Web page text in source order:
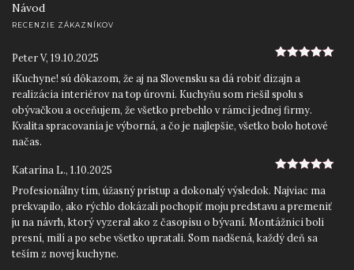
Návod
RECENZIE ZÁKAZNÍKOV
Peter V, 19.10.2025
iKuchyne! sú dôkazom, že aj na Slovensku sa dá robiť dizajn a
realizácia interiérov na top úrovni. Kuchyňu som riešil spolu s
obývačkou a oceňujem, že všetko prebehlo v rámci jednej firmy.
Kvalita spracovania je výborná, a čo je najlepšie, všetko bolo hotové
načas.
Katarína L., 1.10.2025
Profesionálny tím, úžasný prístup a dokonalý výsledok. Najviac ma
prekvapilo, ako rýchlo dokázali pochopiť moju predstavu a premeniť
ju na návrh, ktorý vyzeral ako z časopisu o bývaní. Montážnici boli
presní, milí a po sebe všetko upratali. Som nadšená, každý deň sa
teším z novej kuchyne.